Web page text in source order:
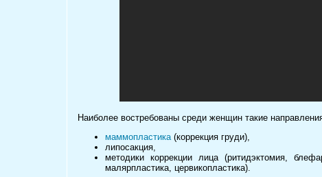
Наиболее востребованы среди женщин такие
маммопластика (коррекция груди),
липосакция,
методики коррекции лица (ритидэктомия,
малярпластика, цервикопластика).